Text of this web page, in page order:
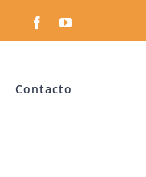
FacebookYouTube
Contacto